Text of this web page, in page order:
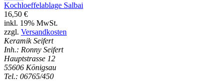
Kochloeffelablage Salbai
16,50 €
inkl. 19% MwSt.
zzgl. Versandkosten
Keramik Seifert
Inh.: Ronny Seifert
Hauptstrasse 12
55606 Königsau
Tel.: 06765/450